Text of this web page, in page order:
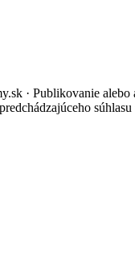
· Publikovanie
súhlasu